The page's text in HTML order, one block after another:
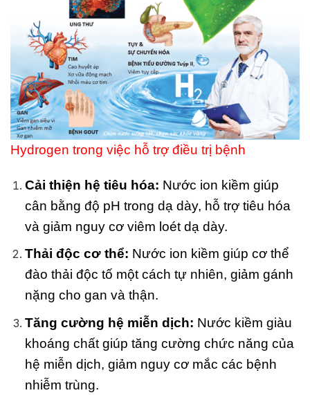
Hydrogen trong việc hỗ trợ điều trị bệnh
Cải thiện hệ tiêu hóa: Nước ion kiềm giúp
cân bằng độ pH trong dạ dày, hỗ trợ tiêu hóa
và giảm nguy cơ viêm loét dạ dày.
Thải độc cơ thể: Nước ion kiềm giúp cơ thể
đào thải độc tố một cách tự nhiên, giảm gánh
nặng cho gan và thận.
Tăng cường hệ miễn dịch: Nước kiềm giàu
khoáng chất giúp tăng cường chức năng của
hệ miễn dịch, giảm nguy cơ mắc các bệnh
nhiễm trùng.